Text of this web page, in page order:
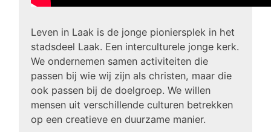
Leven in Laak is de jonge pioniersplek in het
stadsdeel Laak. Een interculturele jonge kerk.
We ondernemen samen activiteiten die
passen bij wie wij zijn als christen, maar die
ook passen bij de doelgroep. We willen
mensen uit verschillende culturen betrekken
op een creatieve en duurzame manier.